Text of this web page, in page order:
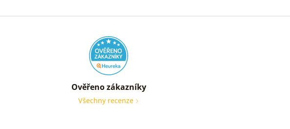
Ověřeno zákazníky
Všechny recenze